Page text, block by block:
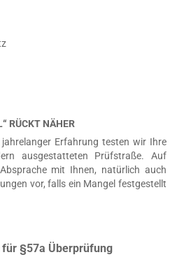
RÜCKT NÄHER
Erfahrung testen wir Ihre
ausgestatteten Prüfstraße. Auf
mit Ihnen, natürlich auch
vor, falls ein Mangel festgestellt
§57a Überprüfung